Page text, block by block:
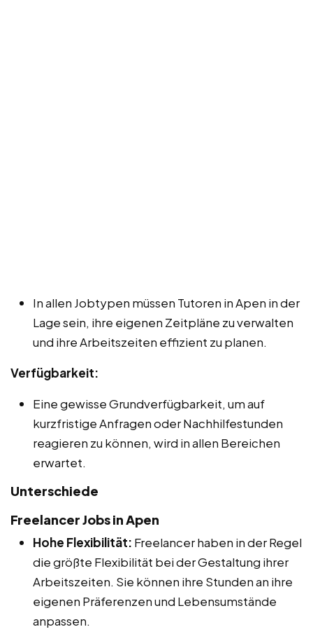
In allen Jobtypen müssen Tutoren in Apen in der
Lage sein, ihre eigenen Zeitpläne zu verwalten
und ihre Arbeitszeiten effizient zu planen.
Verfügbarkeit:
Eine gewisse Grundverfügbarkeit, um auf
kurzfristige Anfragen oder Nachhilfestunden
reagieren zu können, wird in allen Bereichen
erwartet.
Unterschiede
Freelancer Jobs in Apen
Hohe Flexibilität: Freelancer haben in der Regel
die größte Flexibilität bei der Gestaltung ihrer
Arbeitszeiten. Sie können ihre Stunden an ihre
eigenen Präferenzen und Lebensumstände
anpassen.